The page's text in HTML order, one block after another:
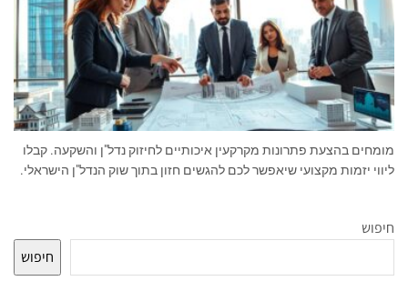
מומחים בהצעת פתרונות מקרקעין איכותיים לחיזוק נדל"ן והשקעה. קבלו
ליווי יזמות מקצועי שיאפשר לכם להגשים חזון בתוך שוק הנדל"ן הישראלי.
חיפוש
חיפוש